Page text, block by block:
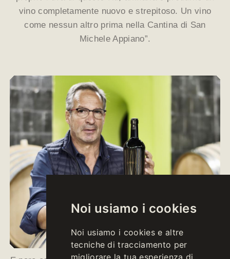
Noi usiamo i cookies
Noi usiamo i cookies e altre
tecniche di tracciamento per
migliorare la tua esperienza di
vino completamente nuovo e strepitoso. Un vino
come nessun altro prima nella Cantina di San
Michele Appiano”.